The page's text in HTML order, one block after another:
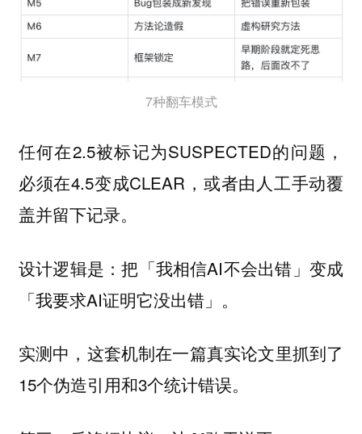
7种翻车模式
任何在2.5被标记为SUSPECTED的问题，
必须在4.5变成CLEAR，或者由人工手动覆
盖并留下记录。
设计逻辑是：把「我相信AI不会出错」变成
「我要求AI证明它没出错」。
实测中，这套机制在一篇真实论文里抓到了
15个伪造引用和3个统计错误。